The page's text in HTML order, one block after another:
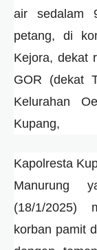
air sedalam
petang, di
Kejora, dekat
GOR (dekat
Kelurahan
Kupang,
Kapolresta
Manurung
(18/1/2025)
korban pamit